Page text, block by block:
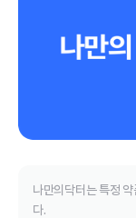
나만의닥터는 특정
다.